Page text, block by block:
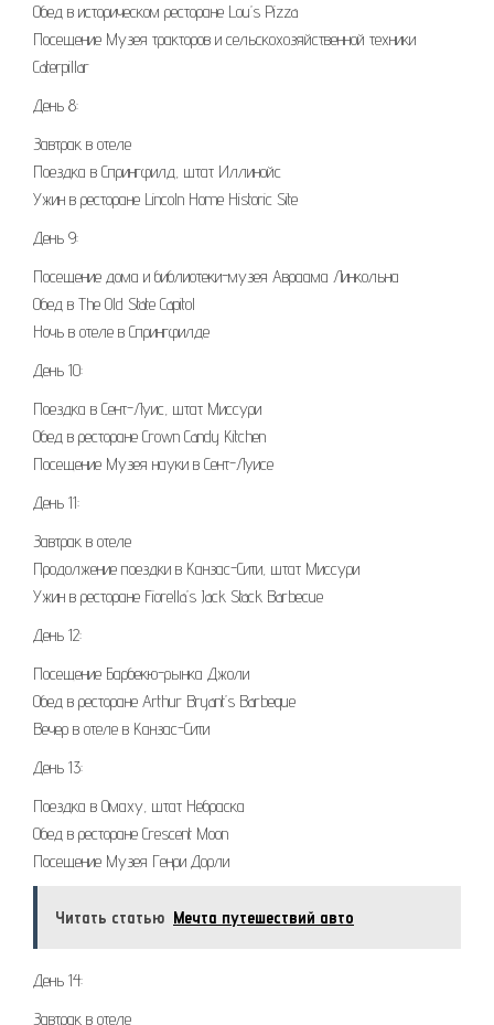
Обед в историческом ресторане Lou’s Pizza
Посещение Музея тракторов и сельскохозяйственной техники
Caterpillar
День 8:
Завтрак в отеле
Поездка в Спрингфилд, штат Иллинойс
Ужин в ресторане Lincoln Home Historic Site
День 9:
Посещение дома и библиотеки-музея Авраама Линкольна
Обед в The Old State Capitol
Ночь в отеле в Спрингфилде
День 10:
Поездка в Сент-Луис, штат Миссури
Обед в ресторане Crown Candy Kitchen
Посещение Музея науки в Сент-Луисе
День 11:
Завтрак в отеле
Продолжение поездки в Канзас-Сити, штат Миссури
Ужин в ресторане Fiorella’s Jack Stack Barbecue
День 12:
Посещение Барбекю-рынка Джоли
Обед в ресторане Arthur Bryant’s Barbeque
Вечер в отеле в Канзас-Сити
День 13:
Поездка в Омаху, штат Небраска
Обед в ресторане Crescent Moon
Посещение Музея Генри Дорли
Читать статью Мечта путешествий авто
День 14:
Завтрак в отеле